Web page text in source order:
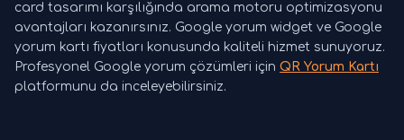
card tasarımı karşılığında arama motoru optimizasyonu
avantajları kazanırsınız. Google yorum widget ve Google
yorum kartı fiyatları konusunda kaliteli hizmet sunuyoruz.
Profesyonel Google yorum çözümleri için QR Yorum Kartı
platformunu da inceleyebilirsiniz.